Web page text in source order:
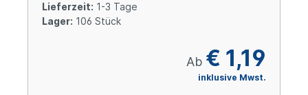
Lieferzeit: 1-3 Tage
Lager: 106 Stück
Ab € 1,19
inklusive Mwst.